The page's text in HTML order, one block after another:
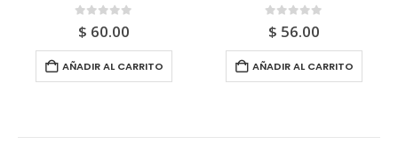
0out of 5
$ 56.00
AÑADIR AL CARRITO
0out of 5
$119.00
AÑADIR AL CARRITO